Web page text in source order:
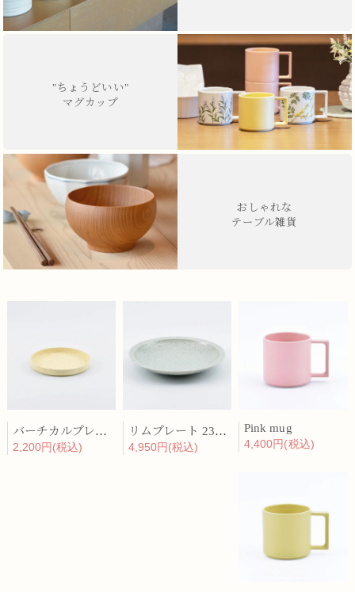
"ちょうどいい"
マグカップ
おしゃれな
テーブル雑貨
バーチカルプレート 15cm 化粧土
2,200円(税込)
リムプレート 23cm 呉須散
4,950円(税込)
Pink mug
4,400円(税込)